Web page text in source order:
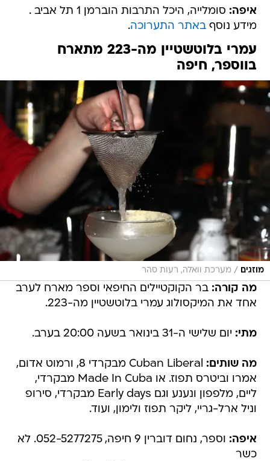
איפה:
סומלייה, היכל התרבות הוברמן 1 תל אביב .
מידע נוסףבאתר התערוכה.
עמרי בלוטשטיין מה-223 מתארח
בווספר, חיפה
מוזגים / מערכת וואלה, רעות סהר
מה קורה: בר הקוקטיילים החיפאי וספר מארח לערב
אחד את המיקסולוג עמרי בלוטשטיין מה-223.
מתי: יום שלישי ה-31 בינואר בשעה 20:00 בערב.
מה שותים:
Cuban Liberal מבקרדי 8, ורמוט אדום,
אמרו וביטרס תפוז. או Made In Cuba מבקרדי,
ליים, מלפפון ונענע וגם Early days מבקרדי, סירופ
וניל ארל-גריי, ליקר תפוז ולימון, ועוד.
איפה:
וספר, נחום דוברין 9 חיפה, 052-5277275. לא
כשר